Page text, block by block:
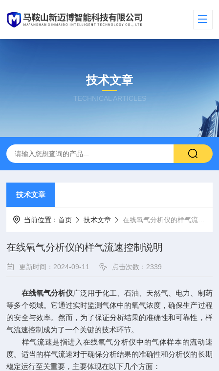
技术文章
TECHNICAL ARTICLES
技术文章
当前位置：首页 技术文章 在线氧气分析仪的样气流速控制说明
在线氧气分析仪的样气流速控制说明
更新时间：2024-09-11 点击次数：2339
在线氧气分析仪广泛用于化工、石油、天然气、电力、制药
等多个领域。它通过实时监测气体中的氧气浓度，确保生产过程
的安全与效率。然而，为了保证分析结果的准确性和可靠性，样
气流速控制成为了一个关键的技术环节。
样气流速是指进入在线氧气分析仪中的气体样本的流动速
度。适当的样气流速对于确保分析结果的准确性和分析仪的长期
稳定运行至关重要，主要体现在以下几个方面：